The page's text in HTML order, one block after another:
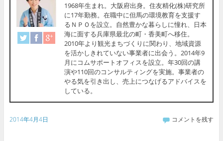
1968年生まれ。大阪府出身。住友精化(株)研究所
に17年勤務。在職中に但馬の環境教育を支援す
るＮＰＯを設立。自然豊かな暮らしに憧れ、日本
海に面する兵庫県最北の町・香美町へ移住。
2010年より観光まちづくりに関わり、地域資源
を活かしきれていない事業者に出会う。2014年9
月にコムサポートオフィスを設立。年30回の講
演や110回のコンサルティングを実施。事業者の
やる気を引き出し、売上につなげるアドバイスを
している。
2014年4月4日 コメントを残す